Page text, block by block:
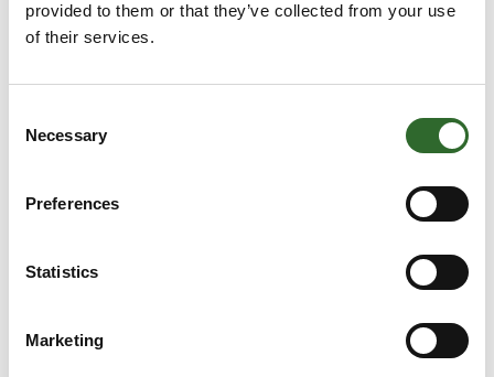
provided to them or that they’ve collected from your use
of their services.
Selection
Necessary
Preferences
Statistics
Marketing
Vikan er verdens førende leverandør af hygiejniske
rengøringsrekvisitter til fødevareindustrien og andre
års erfaring har vi opbygget branchens største vidensbank
udvikle verdens mest effektive professionelle
rengøringsrekvisitter og markedets bedste rådgivende
levere alle de produkter, de fremstiller, med stolthed og ro i
sindet. Når du handler med Vikan, får du en hygiejnepartner,